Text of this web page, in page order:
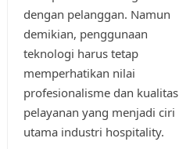
dengan pelanggan. Namun
demikian, penggunaan
teknologi harus tetap
memperhatikan nilai
profesionalisme dan kualitas
pelayanan yang menjadi ciri
utama industri hospitality.